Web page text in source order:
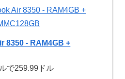
8350 - RAM4GB +
で259.99ドル